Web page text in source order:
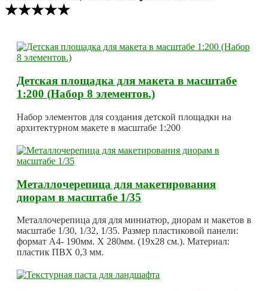
★★★★★
Детская площадка для макета в масштабе
1:200 (Набор 8 элементов.)
Набор элементов для создания детской площадки на
архитектурном макете в масштабе 1:200
Металлочерепица для макетирования
диорам в масштабе 1/35
Металлочерепица для для миниатюр, диорам и макетов в
масштабе 1/30, 1/32, 1/35. Размер пластиковой панели:
формат А4- 190мм. Х 280мм. (19х28 см.). Материал:
пластик ПВХ 0,3 мм.